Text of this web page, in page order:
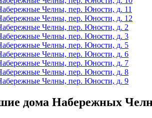
Челны, пер. Юности, д. 11
Челны, пер. Юности, д. 12
Челны, пер. Юности, д. 2
Челны, пер. Юности, д. 3
Челны, пер. Юности, д. 5
Челны, пер. Юности, д. 6
Челны, пер. Юности, д. 7
Челны, пер. Юности, д. 8
Челны, пер. Юности, д. 9
дома Набережных